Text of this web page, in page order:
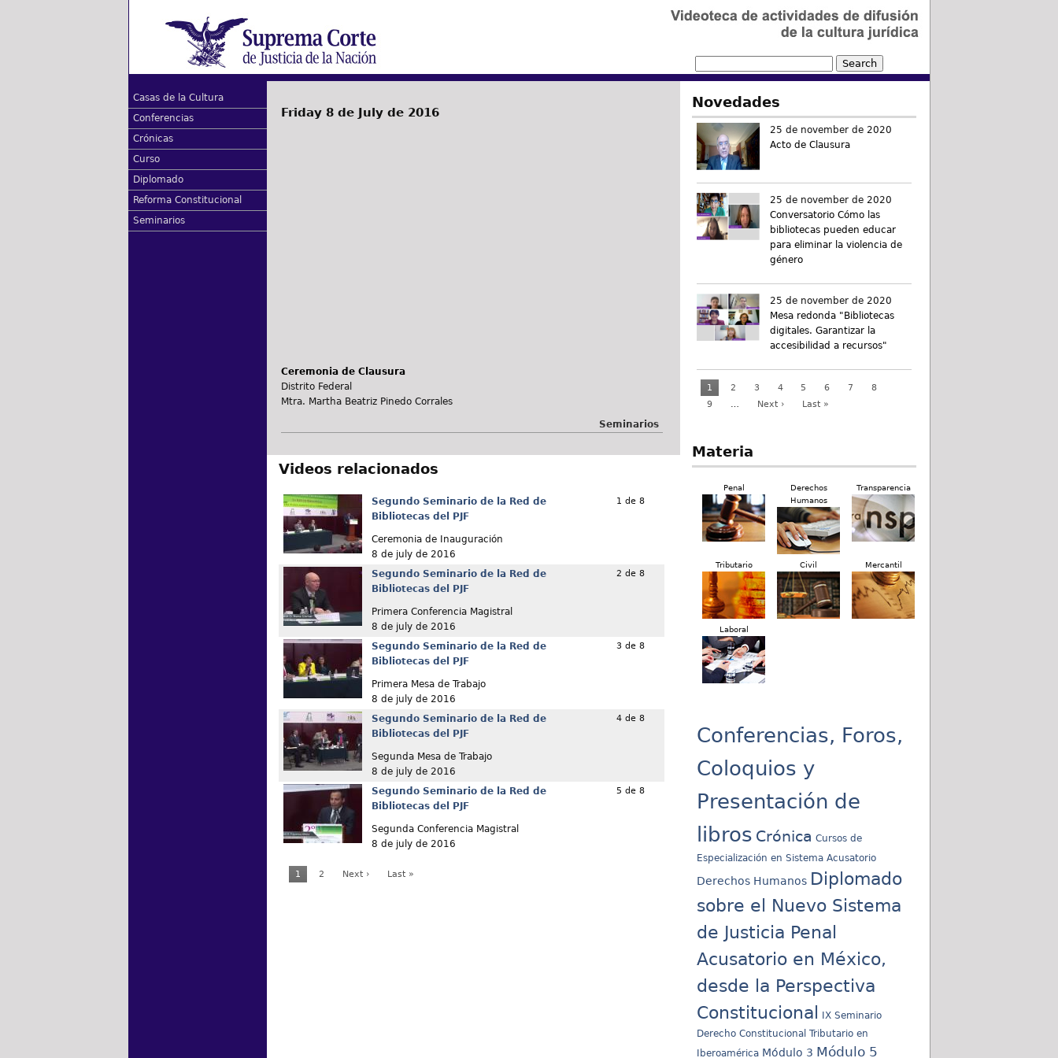
Casas de la Cultura
Conferencias
Crónicas
Curso
Diplomado
Reforma Constitucional
Seminarios
Friday 8 de July de 2016
Ceremonia de Clausura
Distrito Federal
Mtra. Martha Beatriz Pinedo Corrales
Seminarios
Videos relacionados
Segundo Seminario de la Red de
Bibliotecas del PJF
Ceremonia de Inauguración
8 de july de 2016
1 de 8
Segundo Seminario de la Red de
Bibliotecas del PJF
Primera Conferencia Magistral
8 de july de 2016
2 de 8
Segundo Seminario de la Red de
Bibliotecas del PJF
Primera Mesa de Trabajo
8 de july de 2016
3 de 8
Segundo Seminario de la Red de
Bibliotecas del PJF
Segunda Mesa de Trabajo
8 de july de 2016
4 de 8
Segundo Seminario de la Red de
Bibliotecas del PJF
Segunda Conferencia Magistral
8 de july de 2016
5 de 8
1 2 Next › Last »
Novedades
25 de november de 2020
Acto de Clausura
25 de november de 2020
Conversatorio Cómo las
bibliotecas pueden educar
para eliminar la violencia de
género
25 de november de 2020
Mesa redonda "Bibliotecas
digitales. Garantizar la
accesibilidad a recursos"
1 2 3 4 5 6 7
8
9
… Next › Last »
Materia
Penal
Derechos
Humanos
Transparencia
Tributario Civil Mercantil
Laboral
Conferencias, Foros,
Coloquios y
Presentación de
libros Crónica Cursos de
Especialización en Sistema Acusatorio
Derechos Humanos Diplomado
sobre el Nuevo Sistema
de Justicia Penal
Acusatorio en México,
desde la Perspectiva
Constitucional
IX Seminario
Derecho Constitucional Tributario en
Iberoamérica Módulo 3 Módulo 5